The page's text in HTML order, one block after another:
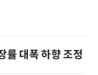
률 대폭 하향 조정